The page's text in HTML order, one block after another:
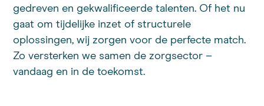
gedreven en gekwalificeerde talenten. Of het nu
gaat om tijdelijke inzet of structurele
oplossingen, wij zorgen voor de perfecte match.
Zo versterken we samen de zorgsector –
vandaag en in de toekomst.